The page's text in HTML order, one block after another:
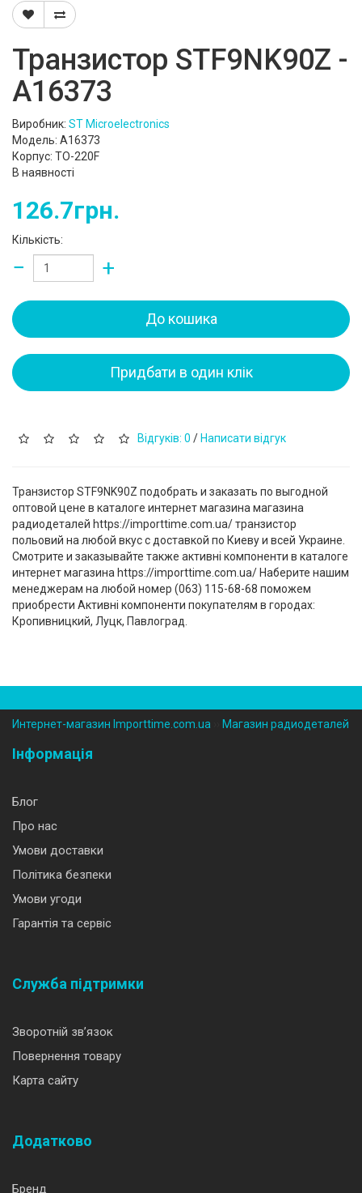
Транзистор STF9NK90Z -
A16373
Виробник: ST Microelectronics
Модель: A16373
Корпус: TO-220F
В наявності
126.7грн.
Кількість:
− +
До кошика
Придбати в один клік
Відгуків: 0 / Написати відгук
Транзистор STF9NK90Z подобрать и заказать по выгодной
оптовой цене в каталоге интернет магазина магазина
радиодеталей https://importtime.com.ua/ транзистор
польовий на любой вкус с доставкой по Киеву и всей Украине.
Смотрите и заказывайте также активні компоненти в каталоге
интернет магазина https://importtime.com.ua/ Наберите нашим
менеджерам на любой номер (‎063) 115-68-68 поможем
приобрести Активні компоненти покупателям в городах:
Кропивницкий, Луцк, Павлоград.
Интернет-магазин Importtime.com.ua Магазин радиодеталей
Інформація
Блог
Про нас
Умови доставки
Політика безпеки
Умови угоди
Гарантія та сервіс
Служба підтримки
Зворотній зв’язок
Повернення товару
Карта сайту
Додатково
Бренд